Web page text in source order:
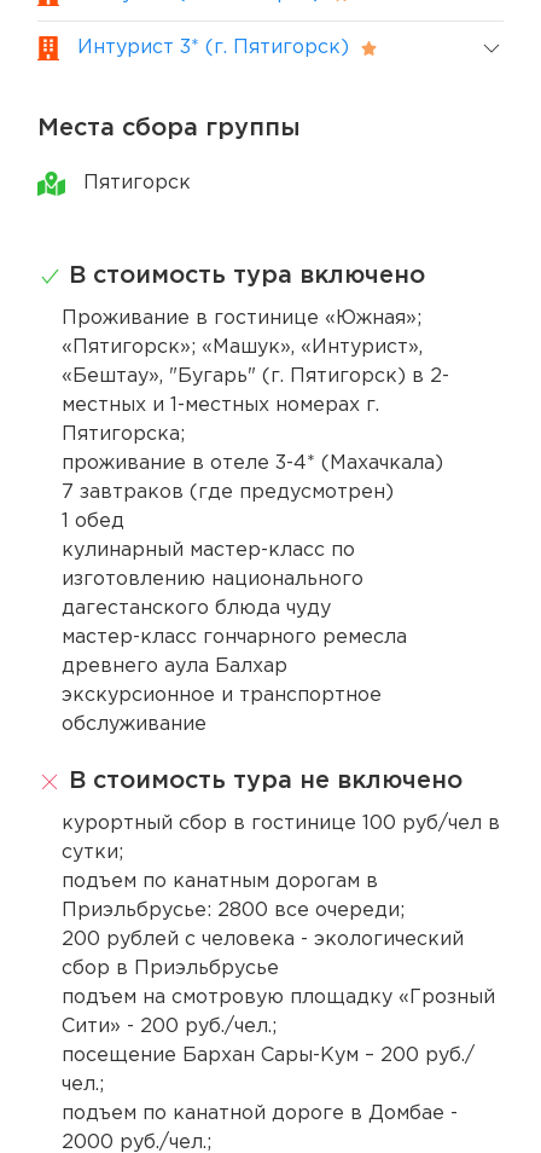
Интурист 3* (г. Пятигорск)
Места сбора группы
Пятигорск
В стоимость тура включено
Проживание в гостинице «Южная»;
«Пятигорск»; «Машук», «Интурист»,
«Бештау», "Бугарь" (г. Пятигорск) в 2-
местных и 1-местных номерах г.
Пятигорска;
проживание в отеле 3-4* (Махачкала)
7 завтраков (где предусмотрен)
1 обед
кулинарный мастер-класс по
изготовлению национального
дагестанского блюда чуду
мастер-класс гончарного ремесла
древнего аула Балхар
экскурсионное и транспортное
обслуживание
В стоимость тура не включено
курортный сбор в гостинице 100 руб/чел в
сутки;
подъем по канатным дорогам в
Приэльбрусье: 2800 все очереди;
200 рублей с человека - экологический
сбор в Приэльбрусье
подъем на смотровую площадку «Грозный
Сити» - 200 руб./чел.;
посещение Бархан Сары-Кум – 200 руб./
чел.;
подъем по канатной дороге в Домбае -
2000 руб./чел.;